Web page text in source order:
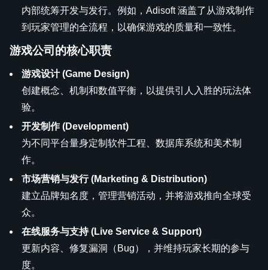
内部统筹开发与发行。例如，Adisoft 涵盖了从游戏制作
到玩家管理的全流程，以确保游戏的质量和一致性。
游戏公司的核心职责
游戏设计 (Game Design)
创建概念、机制和数值平衡，以提供引人入胜的玩法体
验。
开发制作 (Development)
为不同平台量身定制软件工程、数据库系统和美术制
作。
市场营销与发行 (Marketing & Distribution)
建立品牌知名度，管理营销活动，并将游戏推向全球受
众。
在线服务与支持 (Live Service & Support)
更新内容、修复漏洞（Bug），并维持玩家长期的参与
度。